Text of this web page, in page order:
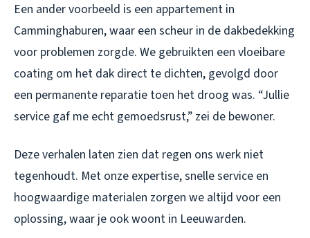
Een ander voorbeeld is een appartement in
Camminghaburen, waar een scheur in de dakbedekking
voor problemen zorgde. We gebruikten een vloeibare
coating om het dak direct te dichten, gevolgd door
een permanente reparatie toen het droog was. “Jullie
service gaf me echt gemoedsrust,” zei de bewoner.
Deze verhalen laten zien dat regen ons werk niet
tegenhoudt. Met onze expertise, snelle service en
hoogwaardige materialen zorgen we altijd voor een
oplossing, waar je ook woont in Leeuwarden.